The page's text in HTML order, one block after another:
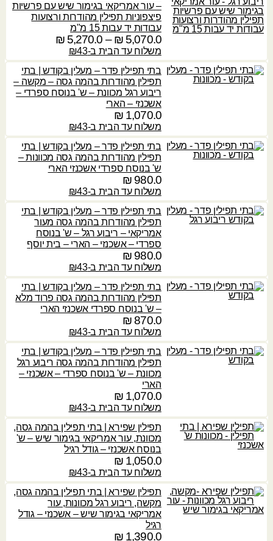
0
.
⁩
⁦
2
6
0
0
₪
⁩
ד
⁦
2
,
0
.
0
5
,
2
0
.
0
ע
ד
⁦
5
7
0
.
0
⁩
ח
ר
ם
:
⁦
4
6
0
.
0
⁩
ע
ד
⁦
6
6
0
₪
⁩
– עור אמריקאי בגימור שיש עם פרשיות
פיצפוניות תפילין מהודרות ורצועות
עבודות יד עבות 15 מ"מ
5,070.0
₪
–
5,270.0
₪ט
ו
ח
מ
ח
י
ם
:
⁦
,
0
7
0
.
₪
ע
5
,
2
7
0
₪
משלוח עד הבית ב-₪43
בתי תפילין פדר – מעלין בקודש | בתי
תפילין מהודרות בהמה גסה – מקשה –
ריבוע רגל מכוונת – ש' בנוסח ספרדי –
אשכנזי – הארי
1,070.0
₪
משלוח עד הבית ב-₪43
בתי תפילין פדר – מעלין בקודש | בתי
תפילין מהודרות בהמה גסה מכוונות –
ש' בנוסח ספרדי אשכנזי הארי
980.0
₪
משלוח עד הבית ב-₪43
בתי תפילין פדר – מעלין בקודש | בתי
תפילין מהודרות בהמה גסה מעור
אמריקאי – ריבוע רגל – ש' בנוסח
ספרדי – אשכנזי – הארי – בית יוסף
980.0
₪
משלוח עד הבית ב-₪43
בתי תפילין פדר – מעלין בקודש | בתי
תפילין מהודרות בהמה גסה פרוד מלא
– ש' בנוסח ספרדי אשכנזי הארי
870.0
₪
משלוח עד הבית ב-₪43
בתי תפילין פדר – מעלין בקודש | בתי
תפילין מהודרות בהמה גסה ריבוע רגל
מכוונת – ש' בנוסח ספרדי – אשכנזי –
הארי
1,070.0
₪
משלוח עד הבית ב-₪43
תפילין שפירא | בתי תפילין בהמה גסה,
מכוונת, עור אמריקאי בגימור שיש – ש'
בנוסח אשכנזי – גודל רגיל
1,050.0
₪
משלוח עד הבית ב-₪43
תפילין שפירא | בתי תפילין בהמה גסה,
מקשה, ריבוע רגל מכוונות, עור
אמריקאי בגימור שיש – אשכנזי – גודל
רגיל
1,390.0
₪